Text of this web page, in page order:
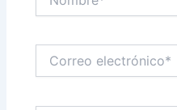
electrónico*